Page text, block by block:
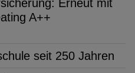
Erneut mit
A++
seit 250 Jahren